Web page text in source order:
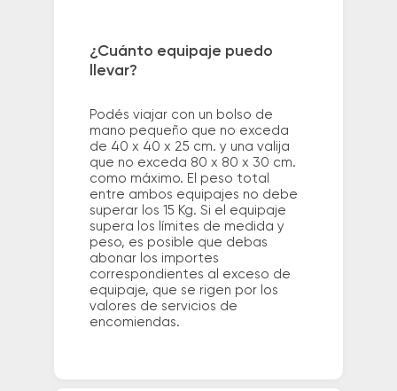
¿Cuánto equipaje puedo
llevar?
Podés viajar con un bolso de
mano pequeño que no exceda
de 40 x 40 x 25 cm. y una valija
que no exceda 80 x 80 x 30 cm.
como máximo. El peso total
entre ambos equipajes no debe
superar los 15 Kg. Si el equipaje
supera los límites de medida y
peso, es posible que debas
abonar los importes
correspondientes al exceso de
equipaje, que se rigen por los
valores de servicios de
encomiendas.